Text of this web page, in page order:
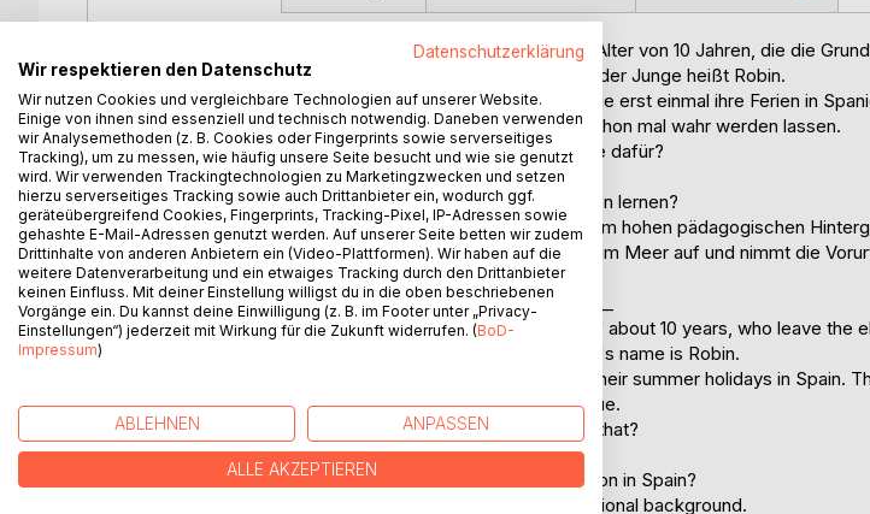
Die Starback-Zwillinge sind zwei schwedische Kinder im Alter von 10 Jahren, die die
das Gymnasium wechseln. Das Mädchen heißt Julie, und der Junge heißt Robin.
Doch bevor sie nun in das Gymnasium gehen, genießen Sie erst einmal ihre Ferien in
entzückende Kinder mit sehr viel Fantasie, die sie auch schon mal wahr werden lassen.
Welche Streiche werden sie spielen? Was sind die Gründe dafür?
Welche Abenteuer werden sie erleben?
Und welche Lektionen werden sie in ihren Ferien in Spanien lernen?
Dies ist eine warmherzige und lustige Geschichte mit einem hohen pädagogischen
Außerdem klärt dieses Buch auch über Unterströmungen im Meer auf und nimmt die
die Lupe.
__________________________________________________________
The Starback twins are two Swedish children of an age of about 10 years, who leave the
to the grammar school. The girl is called Julie and the boy's name is Robin.
Before changing over to the grammar school they enjoy their summer holidays in Spain.
who have a lot of fantasy which they often make come true.
What tricks will they play? What will be the reasons to do that?
What adventures will they experience?
And what kind of lessons will they learn during their vacation in Spain?
This is a warm-hearted and funny story with a high educational background.
Datenschutzerklärung
Wir respektieren den Datenschutz
Wir nutzen Cookies und vergleichbare Technologien auf unserer Website.
Einige von ihnen sind essenziell und technisch notwendig. Daneben verwenden
wir Analysemethoden (z. B. Cookies oder Fingerprints sowie serverseitiges
Tracking), um zu messen, wie häufig unsere Seite besucht und wie sie genutzt
wird. Wir verwenden Trackingtechnologien zu Marketingzwecken und setzen
hierzu serverseitiges Tracking sowie auch Drittanbieter ein, wodurch ggf.
geräteübergreifend Cookies, Fingerprints, Tracking-Pixel, IP-Adressen sowie
gehashte E-Mail-Adressen genutzt werden. Auf unserer Seite betten wir zudem
Drittinhalte von anderen Anbietern ein (Video-Plattformen). Wir haben auf die
weitere Datenverarbeitung und ein etwaiges Tracking durch den Drittanbieter
keinen Einfluss. Mit deiner Einstellung willigst du in die oben beschriebenen
Vorgänge ein. Du kannst deine Einwilligung (z. B. im Footer unter „Privacy-
Einstellungen“) jederzeit mit Wirkung für die Zukunft widerrufen. (BoD-
Impressum)
ABLEHNEN ANPASSEN
ALLE AKZEPTIEREN